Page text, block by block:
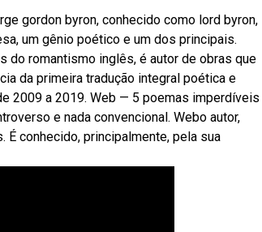
gordon byron, conhecido como lord byron,
um gênio poético e um dos principais.
do romantismo inglês, é autor de obras que
da primeira tradução integral poética e
2009 a 2019. Web — 5 poemas imperdíveis
e nada convencional. Webo autor,
conhecido, principalmente, pela sua